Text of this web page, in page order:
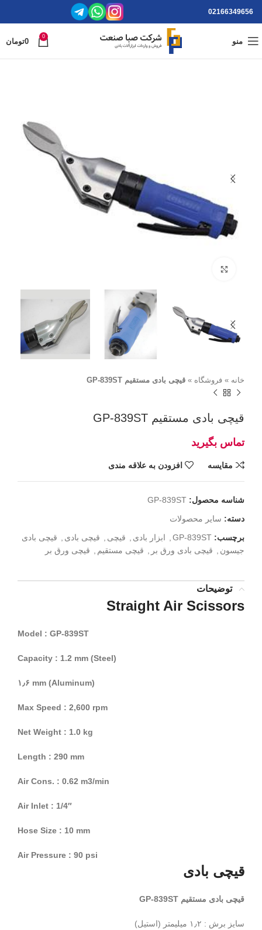
02166349656
منو
0
0تومان
خانه » فروشگاه » قیچی بادی مستقیم GP-839ST
قیچی بادی مستقیم GP-839ST
مقايسه افزودن به علاقه مندی
شناسه محصول: GP-839ST
دسته: سایر محصولات
برچسب: GP-839ST ابزار بادی قیچی قیچی بادی
قیچی بادی
جیسون
قیچی بادی ورق بر قیچی مستقیم قیچی ورق بر
توضیحات
Straight Air Scissors
Model : GP-839ST
Capacity : 1.2 mm (Steel)
۱٫۶ mm (Aluminum)
Max Speed : 2,600 rpm
Net Weight : 1.0 kg
Length : 290 mm
Air Cons. : 0.62 m3/min
Air Inlet : 1/4″
Hose Size : 10 mm
Air Pressure : 90 psi
قیچی بادی
قیچی بادی مستقیم GP-839ST
سایز برش : ۱٫۲ میلیمتر (استیل)